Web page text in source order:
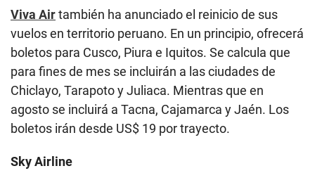
Viva Airtambién ha anunciado el reinicio de sus
vuelos en territorio peruano. En un principio, ofrecerá
boletos para Cusco, Piura e Iquitos. Se calcula que
para fines de mes se incluirán a las ciudades de
Chiclayo, Tarapoto y Juliaca. Mientras que en
agosto se incluirá a Tacna, Cajamarca y Jaén. Los
boletos irán desde US$ 19 por trayecto.
Sky Airline